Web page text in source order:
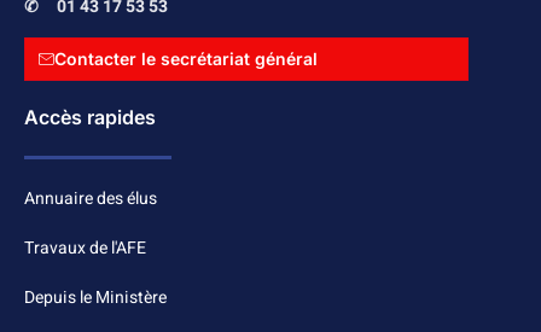
✆ 01 43 17 53 53
Contacter le secrétariat général
Accès rapides
Annuaire des élus
Travaux de l'AFE
Depuis le Ministère